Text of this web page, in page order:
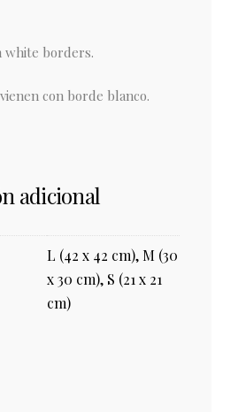
white borders.
con borde blanco.
adicional
L (42 x 42 cm), M (30
x 30 cm), S (21 x 21
cm)